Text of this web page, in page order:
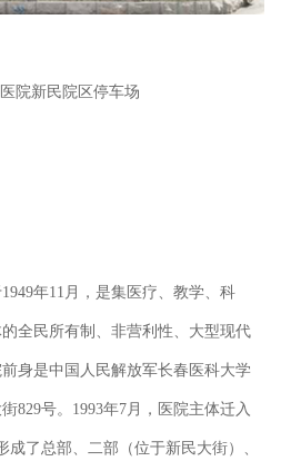
院新民院区停车场
年11月，是集医疗、教学、科
全民所有制、非营利性、大型现代
身是中国人民解放军长春医科大学
829号。1993年7月，医院主体迁入
成了总部、二部（位于新民大街）、